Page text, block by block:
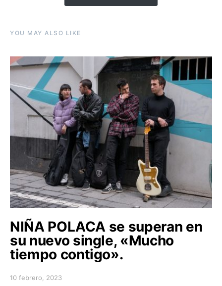
YOU MAY ALSO LIKE
NIÑA POLACA se superan en
su nuevo single, «Mucho
tiempo contigo».
Posted on
10 febrero, 2023